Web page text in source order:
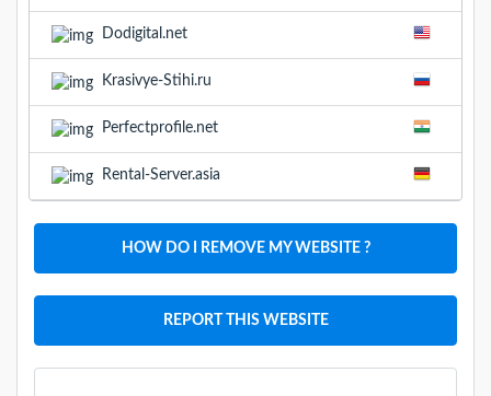
Dodigital.net
Krasivye-Stihi.ru
Perfectprofile.net
Rental-Server.asia
HOW DO I REMOVE MY WEBSITE ?
REPORT THIS WEBSITE